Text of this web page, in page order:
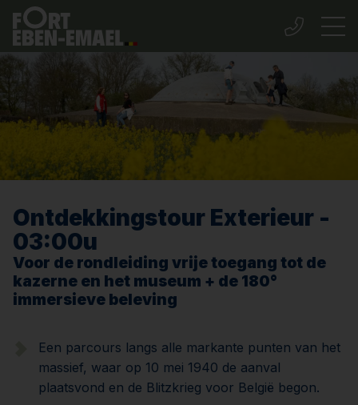
Ontdekkingstour Exterieur -
03:00u
Voor de rondleiding vrije toegang tot de
kazerne en het museum + de 180°
immersieve beleving
Een parcours langs alle markante punten van het
massief, waar op 10 mei 1940 de aanval
plaatsvond en de Blitzkrieg voor België begon.